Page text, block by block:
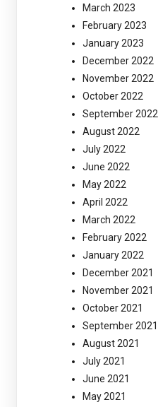
March 2023
February 2023
January 2023
December 2022
November 2022
October 2022
September 2022
August 2022
July 2022
June 2022
May 2022
April 2022
March 2022
February 2022
January 2022
December 2021
November 2021
October 2021
September 2021
August 2021
July 2021
June 2021
May 2021